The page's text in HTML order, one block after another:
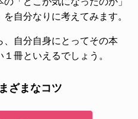
自分なりに考えてみます。
、自分自身にとってその本
冊といえるでしょう。
ざまなコツ